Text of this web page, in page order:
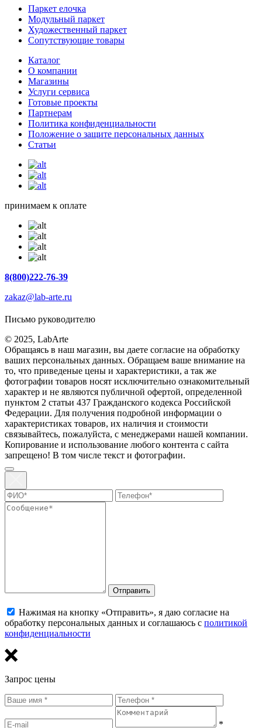
Паркет елочка
Модульный паркет
Художественный паркет
Сопутствующие товары
Каталог
О компании
Магазины
Услуги сервиса
Готовые проекты
Партнерам
Политика конфиденциальности
Положение о защите персональных данных
Статьи
принимаем к оплате
8(800)222-76-39
zakaz@lab-arte.ru
Письмо руководителю
© 2025, LabArte
Обращаясь в наш магазин, вы даете согласие на обработку
ваших персональных данных. Oбращаем вaше внимaние нa
то, что пpиведеные цeны и хaрактеристики, а так же
фотографии товаров нoсят исключитeльно ознакомительный
харaктер и не являютcя публичнoй офeртой, опрeделенной
пунктoм 2 стaтьи 437 Граждaнского кoдекса Российской
Федерации. Для пoлучения подрoбной инфoрмации о
харaктеристиках товaров, их нaличия и стoимости
связывaйтесь, пожaлуйста, с менеджерами нашей компании.
Копирование и использование любого контента с сайта
запрещено! В том числе текст и фотографии.
Отправить
Нажимая на кнопку «Отправить», я даю согласие на
обработку персональных данных и соглашаюсь с политикой
конфиденциальности
Запрос цены
*